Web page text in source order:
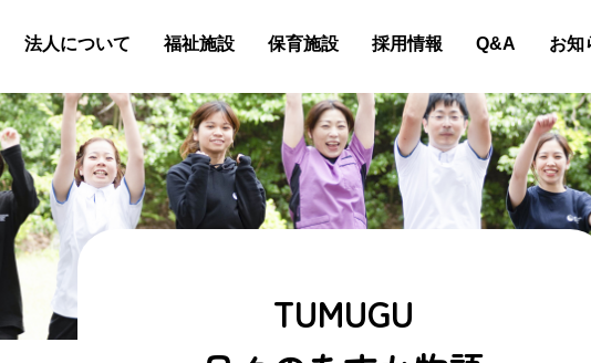
法人について 福祉施設 保育施設 採用情報 Q&A お知
TUMUGU